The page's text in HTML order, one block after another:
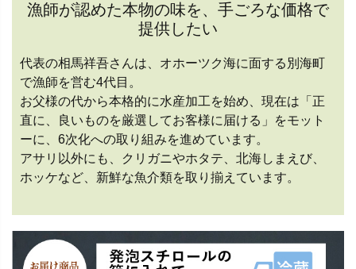
漁師が認めた本物の味を、手ごろな価格で
提供したい
代表の相馬祥吾さんは、オホーツク海に面する別海町
で漁師を営む4代目。
お父様の代から本格的に水産加工を始め、現在は「正
直に、良いものを厳選してお客様に届ける」をモット
ーに、6次化への取り組みを進めています。
アサリ以外にも、クリガニやホタテ、北海しまえび、
ホッケなど、新鮮な魚介類を取り揃えています。